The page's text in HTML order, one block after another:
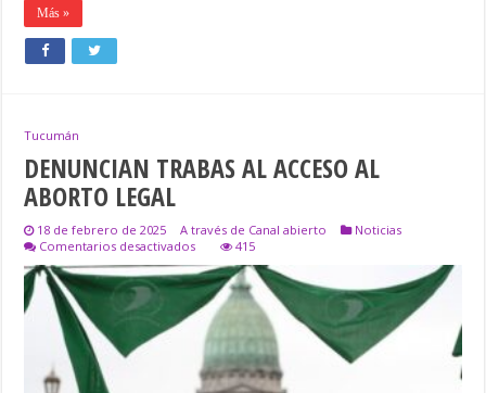
Más »
Tucumán
DENUNCIAN TRABAS AL ACCESO AL
ABORTO LEGAL
18 de febrero de 2025 A través de Canal abierto
Noticias
Comentarios desactivadosen
DENUNCIAN
TRABAS
AL
ACCESO
AL
ABORTO
LEGAL
415